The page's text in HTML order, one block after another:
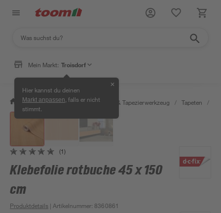
Mein Markt: Troisdorf
Hier kannst du deinen
Markt anpassen , falls er nicht
stimmt.
✕
/ Wohnen & Haushalt / Tapeten & Tapezierwerkzeug / Tapeten /
(1)
Klebefolie rotbuche 45 x 150
cm
Produktdetails | Artikelnummer: 8360861